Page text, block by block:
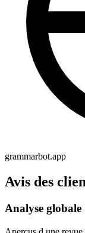
grammarbot.app
Avis des
Analyse globale